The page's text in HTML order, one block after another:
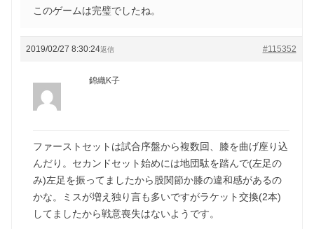
このゲームは完璧でしたね。
2019/02/27 8:30:24 #115352
返信
錦織K子
ファーストセットは試合序盤から複数回、膝を曲げ座り込
んだり。セカンドセット始めには地団駄を踏んで(左足の
み)左足を振ってましたから股関節か膝の違和感があるの
かな。ミスが増え独り言も多いですがラケット交換(2本)
してましたから戦意喪失はないようです。